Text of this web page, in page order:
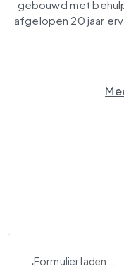
gebouwd met
afgelopen 20 jaar
Formulier laden...